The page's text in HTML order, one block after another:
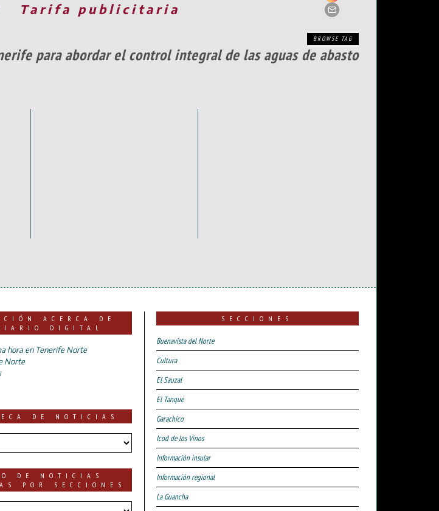
Tarifa publicitaria
BROWSE TAG
para abordar el control integral de las aguas de abasto
ACERCA DE
DIGITAL
hora en Tenerife Norte
Norte
DE NOTICIAS
DE NOTICIAS
POR SECCIONES
SECCIONES
Buenavista del Norte
Cultura
El Sauzal
El Tanque
Garachico
Icod de los Vinos
Información insular
Información regional
La Guancha